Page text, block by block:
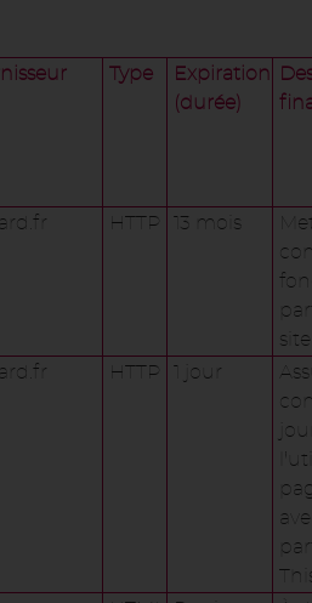
Type
Expiration
(durée)
HTTP 13 mois
HTTP 1 jour